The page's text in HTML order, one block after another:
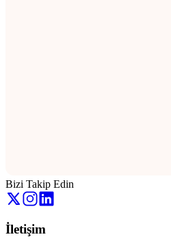
Bizi Takip Edin
İletişim